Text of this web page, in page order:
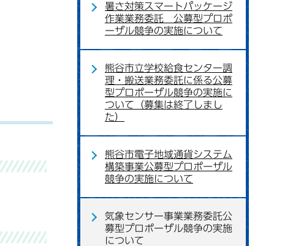
暑さ対策スマートパッケージ
作業業務委託 公募型プロポ
ーザル競争の実施について
熊谷市立学校給食センター調
理・搬送業務委託に係る公募
型プロポーザル競争の実施に
ついて（募集は終了しまし
た）
熊谷市電子地域通貨システム
構築事業公募型プロポーザル
競争の実施について
気象センサー事業業務委託公
募型プロポーザル競争の実施
について